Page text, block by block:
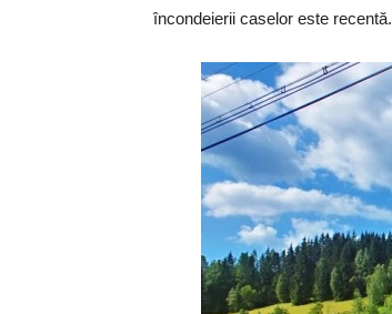
încondeierii caselor este recentă.